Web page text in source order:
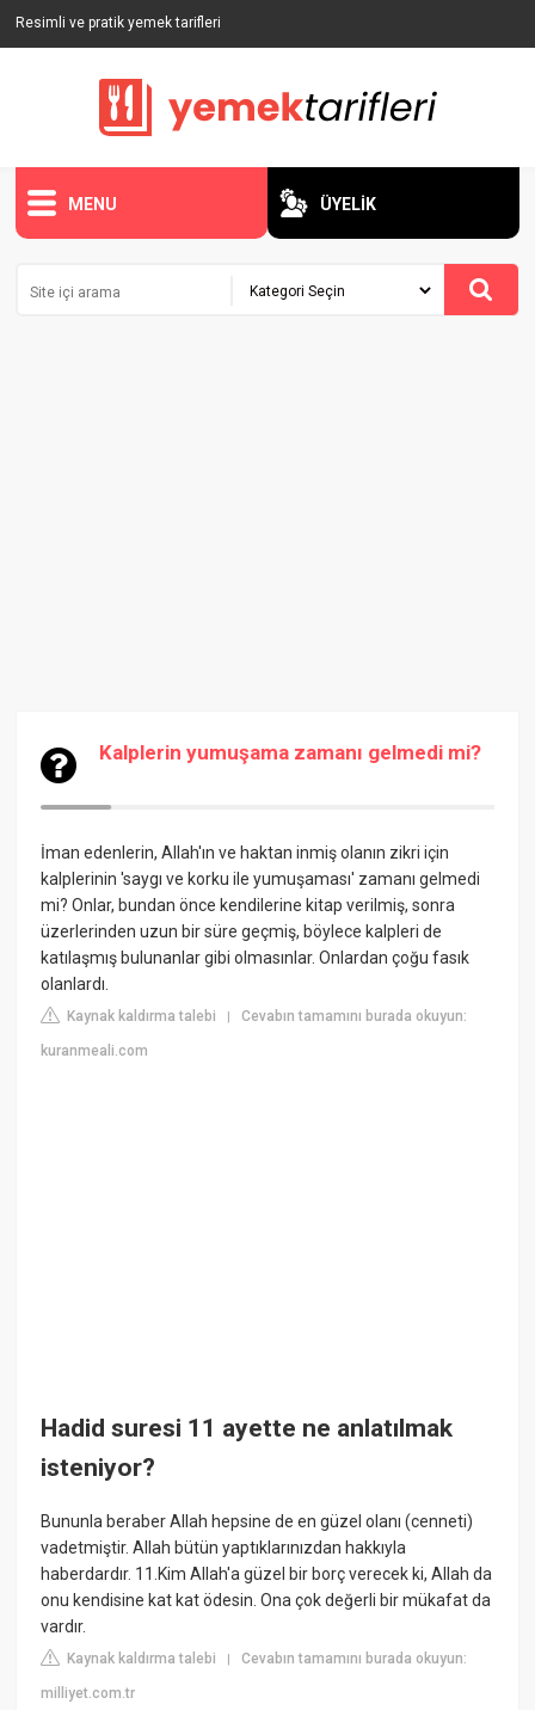
Resimli ve pratik yemek tarifleri
MENU ÜYELİK
Kalplerin yumuşama zamanı gelmedi mi?
İman edenlerin, Allah'ın ve haktan inmiş olanın zikri için
kalplerinin 'saygı ve korku ile yumuşaması' zamanı gelmedi
mi? Onlar, bundan önce kendilerine kitap verilmiş, sonra
üzerlerinden uzun bir süre geçmiş, böylece kalpleri de
katılaşmış bulunanlar gibi olmasınlar. Onlardan çoğu fasık
olanlardı.
Kaynak kaldırma talebi |Cevabın tamamını burada okuyun:
kuranmeali.com
Hadid suresi 11 ayette ne anlatılmak
isteniyor?
Bununla beraber Allah hepsine de en güzel olanı (cenneti)
vadetmiştir. Allah bütün yaptıklarınızdan hakkıyla
haberdardır. 11.Kim Allah'a güzel bir borç verecek ki, Allah da
onu kendisine kat kat ödesin. Ona çok değerli bir mükafat da
vardır.
Kaynak kaldırma talebi |Cevabın tamamını burada okuyun:
milliyet.com.tr